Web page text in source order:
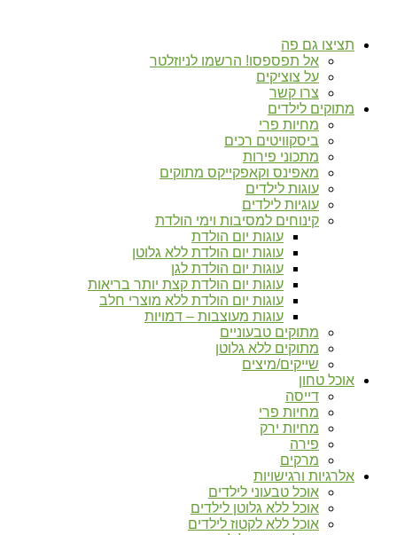
תציצו גם פה
אל תפספסו! הרשמו לניוזלטר
על צוציקים
צרו קשר
מתוקים לילדים
מחיות פרי
ביסקוויטים רכים
מתכוני פירות
מאפינס וקאפקייקס מתוקים
עוגות לילדים
עוגיות לילדים
קינוחים למסיבות וימי הולדת
עוגות יום הולדת
עוגות יום הולדת ללא גלוטן
עוגות יום הולדת לגן
עוגות יום הולדת קצת יותר בריאות
עוגות יום הולדת ללא מוצרי חלב
עוגות מעוצבות – דמויות
מתוקים טבעוניים
מתוקים ללא גלוטן
שייקים/מיצים
אוכל טחון
דייסה
מחיות פרי
מחיות ירק
פירה
מרקים
אלרגיות ורגישויות
אוכל טבעוני לילדים
אוכל ללא גלוטן לילדים
אוכל ללא לקטוז לילדים